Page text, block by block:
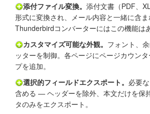
添付ファイル変換。 添付文書（PDF、
形式に変換され、メール内容と一緒に含
Thunderbirdコンバーターにはこの機能は
カスタマイズ可能な外観。 フォント、
ッターを制御。各ページにページカウン
プを追加。
選択的フィールドエクスポート。 必要
含める — ヘッダーを除外、本文だけを保
タのみをエクスポート。